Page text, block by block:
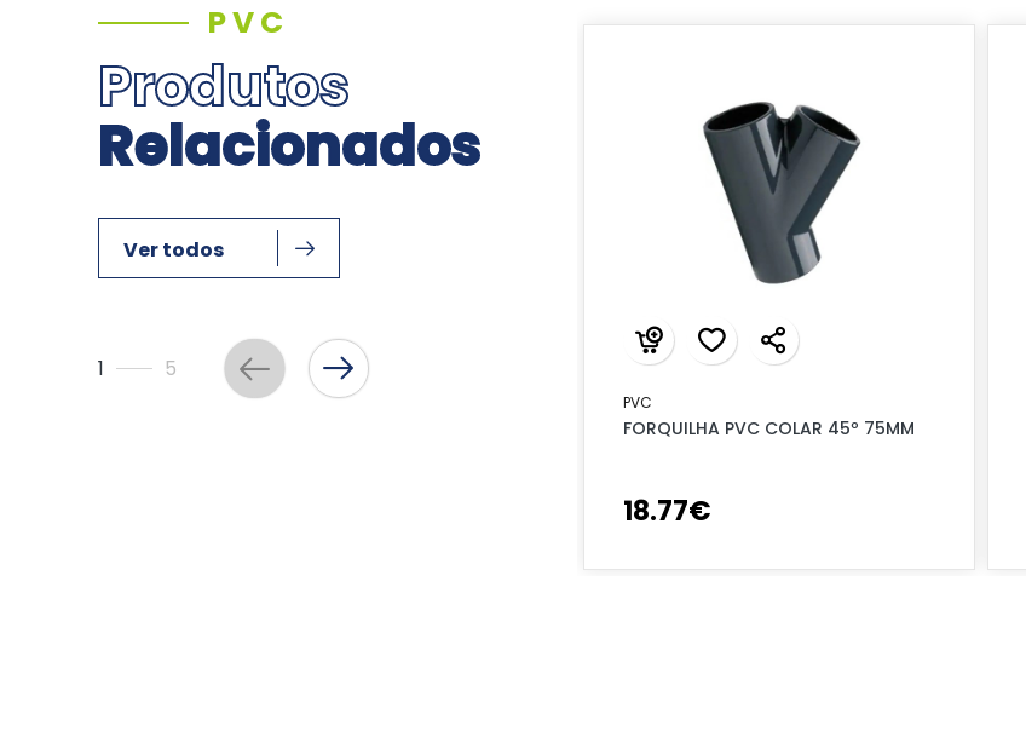
PVC
Produtos
Relacionados
Ver todos
1 5
PVC
FORQUILHA PVC COLAR 45º 75MM
18.77€